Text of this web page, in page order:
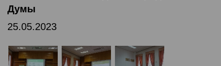
Думы
25.05.2023